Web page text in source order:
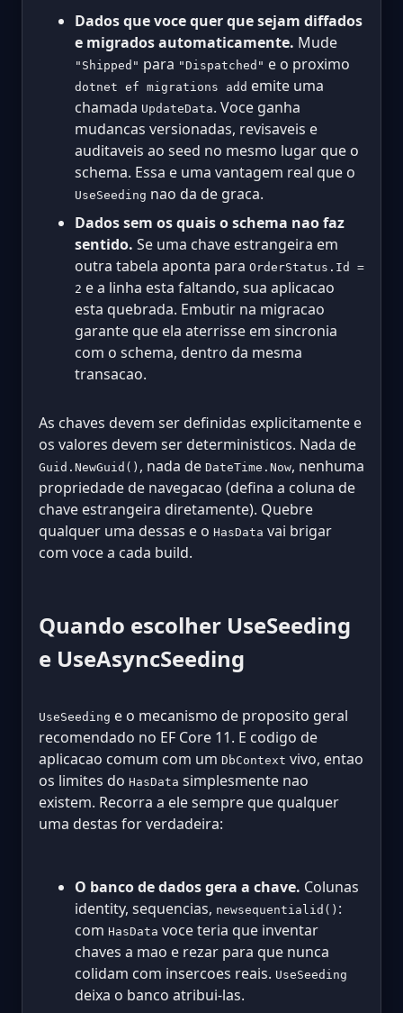
Dados que voce quer que sejam diffados
e migrados automaticamente. Mude
"Shipped" para "Dispatched" e o proximo
dotnet ef migrations add emite uma
chamada UpdateData. Voce ganha
mudancas versionadas, revisaveis e
auditaveis ao seed no mesmo lugar que o
schema. Essa e uma vantagem real que o
UseSeeding nao da de graca.
Dados sem os quais o schema nao faz
sentido. Se uma chave estrangeira em
outra tabela aponta para OrderStatus.Id =
2 e a linha esta faltando, sua aplicacao
esta quebrada. Embutir na migracao
garante que ela aterrisse em sincronia
com o schema, dentro da mesma
transacao.
As chaves devem ser definidas explicitamente e
os valores devem ser deterministicos. Nada de
Guid.NewGuid() , nada de DateTime.Now, nenhuma
propriedade de navegacao (defina a coluna de
chave estrangeira diretamente). Quebre
qualquer uma dessas e o HasData vai brigar
com voce a cada build.
Quando escolher UseSeeding
e UseAsyncSeeding
UseSeeding e o mecanismo de proposito geral
recomendado no EF Core 11. E codigo de
aplicacao comum com um DbContext vivo, entao
os limites do HasData simplesmente nao
existem. Recorra a ele sempre que qualquer
uma destas for verdadeira:
O banco de dados gera a chave. Colunas
identity, sequencias, newsequentialid() :
com HasData voce teria que inventar
chaves a mao e rezar para que nunca
colidam com insercoes reais. UseSeeding
deixa o banco atribui-las.